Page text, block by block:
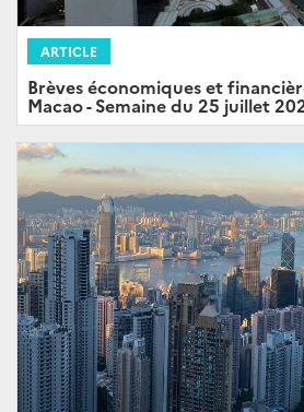
ARTICLE
Brèves économiques et
Macao - Semaine du 25 juillet